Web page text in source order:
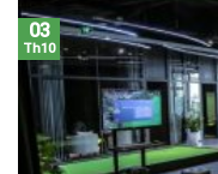
03
Th10